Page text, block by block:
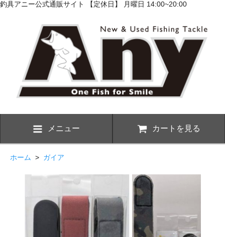
釣具アニー公式通販サイト 【定休日】 月曜日 14:00~20:00
メニュー カートを見る
ホーム > ガイア